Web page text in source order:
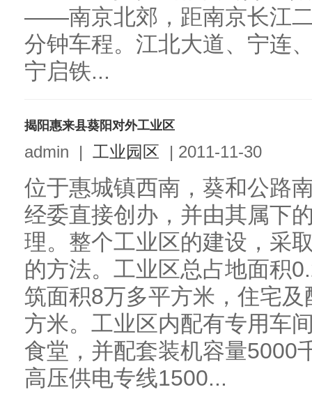
——南京北郊，距南京长江
分钟车程。江北大道、宁连
宁启铁...
揭阳惠来县葵阳对外工业区
admin | 工业园区 | 2011-11-30
位于惠城镇西南，葵和公路
经委直接创办，并由其属下
理。整个工业区的建设，采
的方法。工业区总占地面积
筑面积8万多平方米，住宅
方米。工业区内配有专用车
食堂，并配套装机容量5000
高压供电专线1500...